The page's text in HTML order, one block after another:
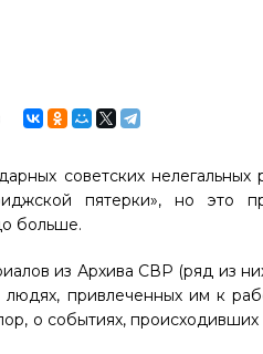
советских
пятерки», но это
больше.
из Архива СВР (ряд из
привлеченных им к
о событиях,